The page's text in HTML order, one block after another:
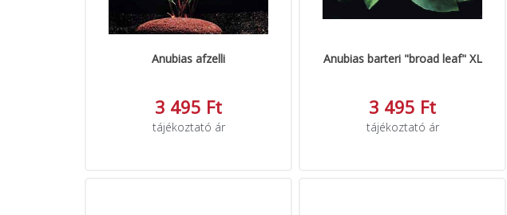
Anubias afzelli
3 495 Ft
tájékoztató ár
Anubias barteri "broad leaf" XL
3 495 Ft
tájékoztató ár